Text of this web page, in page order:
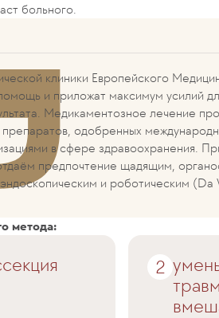
больного.
клиники Европейского
и приложат максимум усилий
Медикаментозное лечение
препаратов, одобренных
в сфере здравоохранения.
предпочтение щадящим,
и роботическим (Da
метода: